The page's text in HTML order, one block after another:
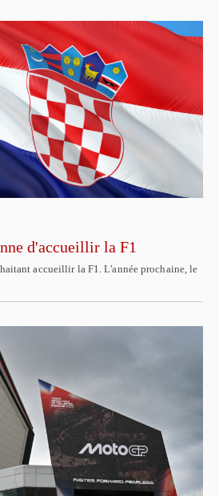
d'accueillir la F1
accueillir la F1. L'année prochaine, le